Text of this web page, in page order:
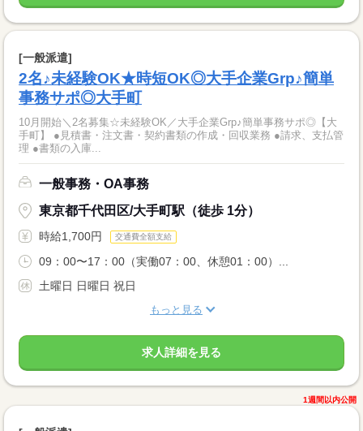
[一般派遣]
2名♪未経験OK★時短OK◎大手企業Grp♪簡単
事務サポ◎大手町
10月開始＼2名募集☆未経験OK／大手企業Grp♪簡単事務サポ◎【大
手町】 ●見積書・注文書・契約書類の作成・回収業務 ●請求、支払管
理 ●書類の入庫...
一般事務・OA事務
東京都千代田区/大手町駅（徒歩 1分）
時給1,700円 交通費全額支給
09：00〜17：00（実働07：00、休憩01：00）...
土曜日 日曜日 祝日
もっと見る
求人詳細を見る
1週間以内公開